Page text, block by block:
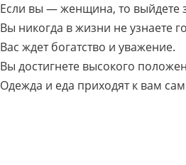
Если вы — женщина, то выйдете
Вы никогда в жизни не узнаете
Вас ждет богатство и уважение.
Вы достигнете высокого
Одежда и еда приходят к вам